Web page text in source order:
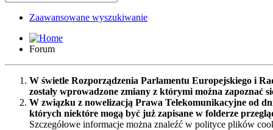
Zaawansowane wyszukiwanie
Forum
W świetle Rozporządzenia Parlamentu Europejskiego i
zostały wprowadzone zmiany z którymi można zapoznać
W związku z nowelizacją Prawa Telekomunikacyjne od
których niektóre mogą być już zapisane w folderze
Szczegółowe informacje można znaleźć w polityce plików